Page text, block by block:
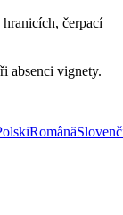
čerpací
absenci vignety.
Română